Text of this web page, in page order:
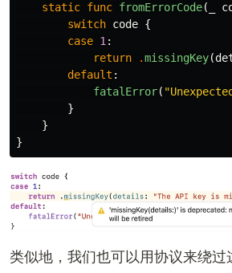
static func fromErrorCode(
switch code {
case 1:
return
.missingKey(
default :
fatalError(
}
}
}
类似地，我们也可以用协议来绕过